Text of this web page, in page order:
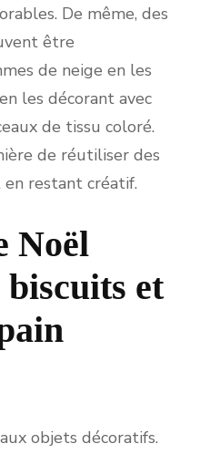
De même, des
être
de neige en les
les décorant avec
de tissu coloré.
de réutiliser des
restant créatif.
Noël
et
objets décoratifs.